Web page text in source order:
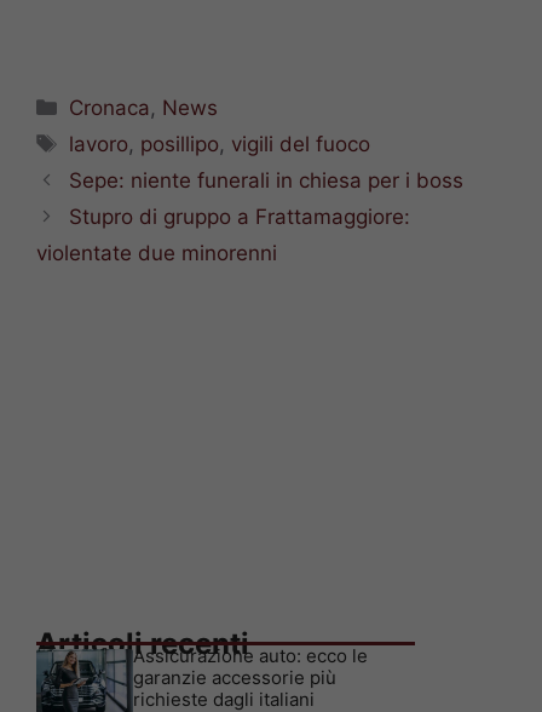
Categorie
Cronaca, News
Tag
lavoro, posillipo, vigili del fuoco
Sepe: niente funerali in chiesa per i boss
Stupro di gruppo a Frattamaggiore:
violentate due minorenni
Articoli recenti
Assicurazione auto: ecco le
garanzie accessorie più
richieste dagli italiani